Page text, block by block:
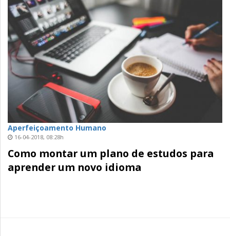
Aperfeiçoamento Humano
16-04-2018, 08:28h
Como montar um plano de estudos para
aprender um novo idioma